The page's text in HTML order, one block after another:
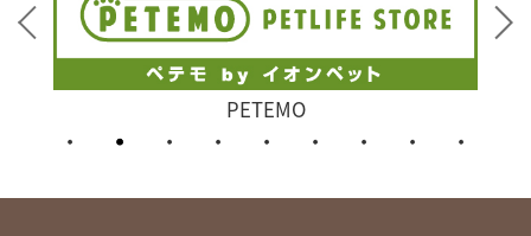
PETEMO